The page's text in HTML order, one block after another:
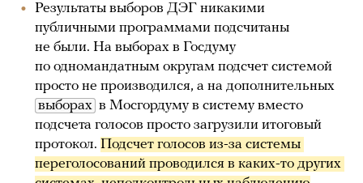
Результаты выборов ДЭГ никакими
публичными программами подсчитаны
не были. На выборах в Госдуму
по одномандатным округам подсчет системой
просто не производился, а на дополнительных
выборах в Мосгордуму в систему вместо
подсчета голосов просто загрузили итоговый
протокол. Подсчет голосов из-за системы
переголосований проводился в каких-то других